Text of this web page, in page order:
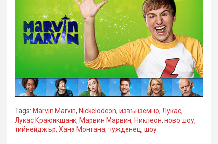
Tags: Marvin Marvin, Nickelodeon, извънземно, Лукас,
Лукас Краюикшанк, Марвин Марвин, Никлеон, ново шоу,
тийнейджър, Хана Монтана, чужденец, шоу